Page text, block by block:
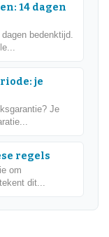
14 dagen
bedenktijd.
je
Je
regels
om
dit...